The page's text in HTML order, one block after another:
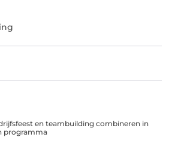
en teambuilding combineren in
programma